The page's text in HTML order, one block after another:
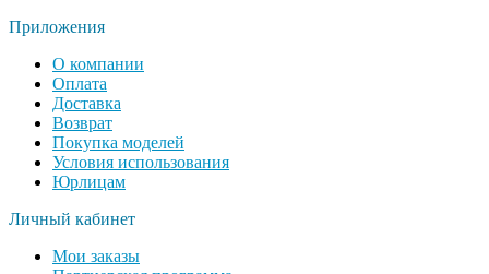
Приложения
О компании
Оплата
Доставка
Возврат
Покупка моделей
Условия использования
Юрлицам
Личный кабинет
Мои заказы